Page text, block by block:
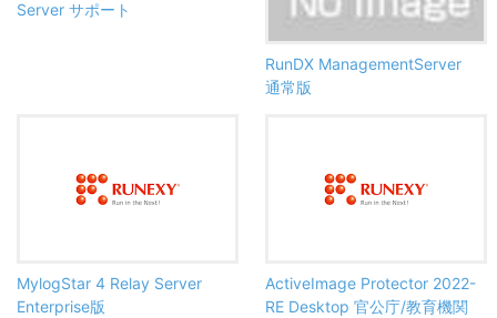
Server サポート
RunDX ManagementServer
通常版
MylogStar 4 Relay Server
Enterprise版
ActiveImage Protector 2022-
RE Desktop 官公庁/教育機関